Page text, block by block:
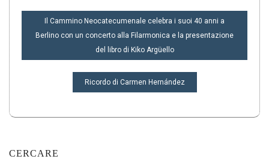
NAVIGAZIONE
ARTICOLI
Il Cammino Neocatecumenale celebra i suoi 40 anni a
Berlino con un concerto alla Filarmonica e la presentazione
del libro di Kiko Argüello
Ricordo di Carmen Hernández
CERCARE